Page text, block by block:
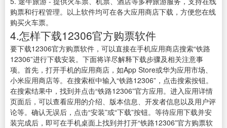
购票和行程管理。以上软件均可在各大应用商店下载，方便您在线
购买火车票。
4.怎样下载12306官方购票软件
要下载12306官方购票软件，可以直接在手机应用商店搜索“铁路
12306”进行下载安装。下面将详尽解释下载步骤及相关注意事
项。首先，打开手机的应用商店，如App Store或华为应用市场、
小米应用商店等。在搜索框中输入“铁路12306”，点击搜索按钮。
在搜索结果中，找到并点击“铁路12306”官方应用。进入应用详情
页面后，可以查看应用的介绍、版本信息、开发者信息以及用户评
论等。确认无误后，点击“安装”或“下载”按钮。等待应用下载并安
装完成后，即可在手机桌面上找到并打开“铁路12306”官方购票软